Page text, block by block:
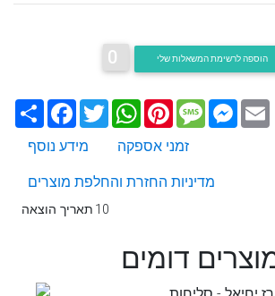
0
שתף Facebook
TwitterWhatsApp
PinterestMessage
מידע נוסף
זמני אספקה
מדיניות החזרת והחלפת מוצרים
תאריך הוצאה 10
דומים